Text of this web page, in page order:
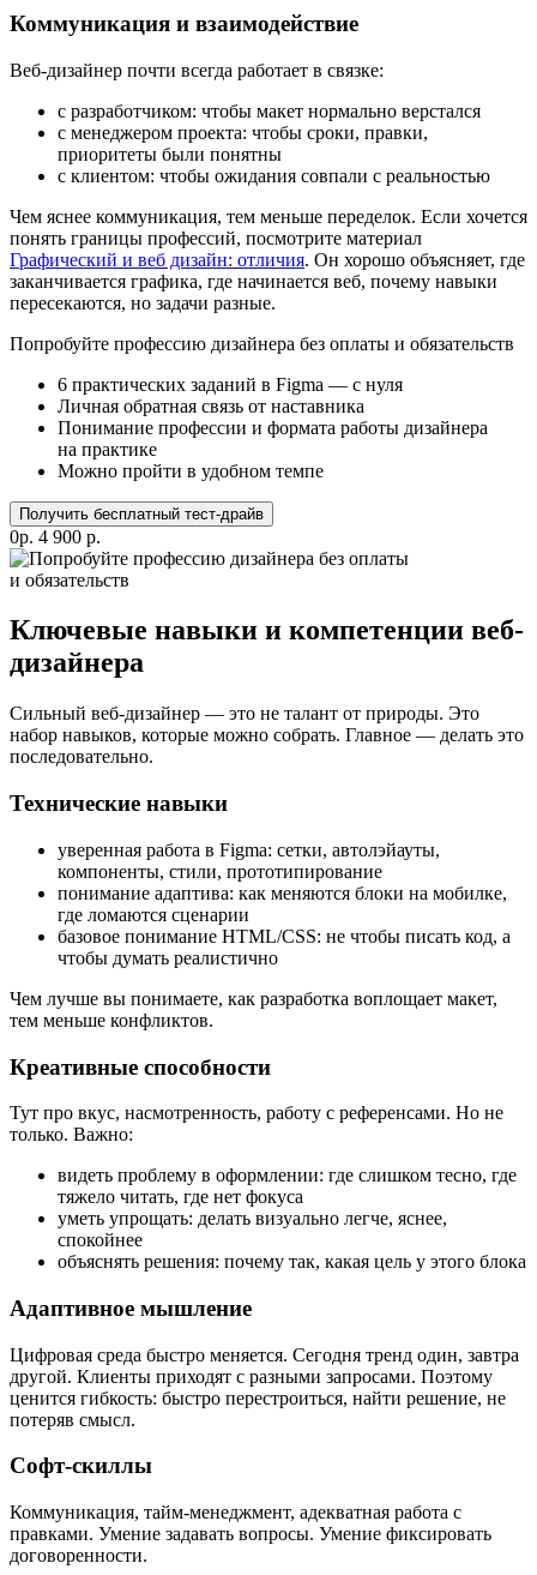
Коммуникация и взаимодействие
Веб-дизайнер почти всегда работает в связке:
с разработчиком: чтобы макет нормально верстался
с менеджером проекта: чтобы сроки, правки,
приоритеты были понятны
с клиентом: чтобы ожидания совпали с реальностью
Чем яснее коммуникация, тем меньше переделок. Если хочется
понять границы профессий, посмотрите материал
Графический и веб дизайн: отличия. Он хорошо объясняет, где
заканчивается графика, где начинается веб, почему навыки
пересекаются, но задачи разные.
Попробуйте профессию дизайнера без оплаты и обязательств
6 практических заданий в Figma — с нуля
Личная обратная связь от наставника
Понимание профессии и формата работы дизайнера
на практике
Можно пройти в удобном темпе
Получить бесплатный тест-драйв
0р. 4 900 р.
Ключевые навыки и компетенции веб-
дизайнера
Сильный веб-дизайнер — это не талант от природы. Это
набор навыков, которые можно собрать. Главное — делать это
последовательно.
Технические навыки
уверенная работа в Figma: сетки, автолэйауты,
компоненты, стили, прототипирование
понимание адаптива: как меняются блоки на мобилке,
где ломаются сценарии
базовое понимание HTML/CSS: не чтобы писать код, а
чтобы думать реалистично
Чем лучше вы понимаете, как разработка воплощает макет,
тем меньше конфликтов.
Креативные способности
Тут про вкус, насмотренность, работу с референсами. Но не
только. Важно:
видеть проблему в оформлении: где слишком тесно, где
тяжело читать, где нет фокуса
уметь упрощать: делать визуально легче, яснее,
спокойнее
объяснять решения: почему так, какая цель у этого блока
Адаптивное мышление
Цифровая среда быстро меняется. Сегодня тренд один, завтра
другой. Клиенты приходят с разными запросами. Поэтому
ценится гибкость: быстро перестроиться, найти решение, не
потеряв смысл.
Софт-скиллы
Коммуникация, тайм-менеджмент, адекватная работа с
правками. Умение задавать вопросы. Умение фиксировать
договоренности.